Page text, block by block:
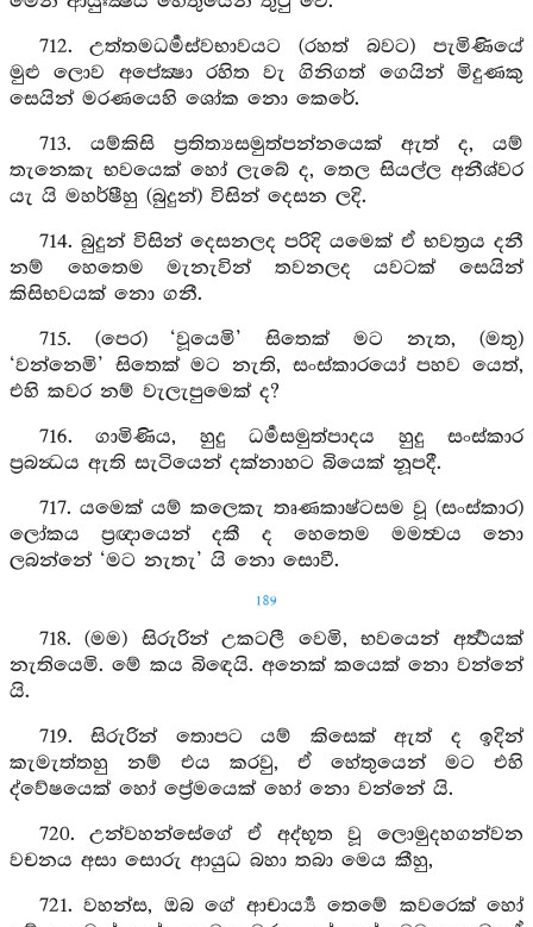
712. උත්තමධර්‍මස්වභාවයට (රහත් බවට) පැමිණියේ
මුළු ලොව අපේක්‍ෂා රහිත වැ ගිනිගත් ගෙයින් මිදුණකු
සෙයින් මරණයෙහි ශෝක නො කෙරේ.
713. යම්කිසි ප්‍රතිත්‍යසමුත්පන්නයෙක් ඇත් ද, යම්
තැනෙකැ භවයෙක් හෝ ලැබේ ද, තෙල සියල්ල අනීශ්වර
යැ යි මහර්ෂීහු (බුදුන්) විසින් දෙසන ලදි.
714. බුදුන් විසින් දෙසනලද පරිදි යමෙක් ඒ භවත්‍රය දනී
නම් හෙතෙම මැනැවින් තවනලද යවටක් සෙයින්
කිසිභවයක් නො ගනී.
715. (පෙර) ‘වූයෙමි’ සිතෙක් මට නැත, (මතු)
‘වන්නෙමි’ සිතෙක් මට නැති, සංස්කාරයෝ පහව යෙත්,
එහි කවර නම් වැලැපුමෙක් ද?
716. ගාමිණිය, හුදු ධර්‍මසමුත්පාදය හුදු සංස්කාර
ප්‍රබන්‍ධය ඇති සැටියෙන් දක්නාහට බියෙක් නූපදී.
717. යමෙක් යම් කලෙකැ තෘණකාෂ්ටසම වූ (සංස්කාර)
ලෝකය ප්‍රඥායෙන් දකී ද හෙතෙම මමත්‍වය නො
ලබන්නේ ‘මට නැතැ’ යි නො සොවී.
189
718. (මම) සිරුරින් උකටලී වෙමි, භවයෙන් අර්‍ත්‍ථයක්
නැතියෙමි. මේ කය බිඳෙයි. අනෙක් කයෙක් නො වන්නේ
යි.
719. සිරුරින් තොපට යම් කිසෙක් ඇත් ද ඉදින්
කැමැත්තහු නම් එය කරවු, ඒ හේතුයෙන් මට එහි
ද්වේෂයෙක් හෝ ප්‍රේමයෙක් හෝ නො වන්නේ යි.
720. උන්වහන්සේගේ ඒ අද්භූත වූ ලොමුදහගන්වන
වචනය අසා සොරු ආයුධ බහා තබා මෙය කීහු,
721. වහන්ස, ඔබ ගේ ආචාර්‍ය්‍ය තෙමේ කවරෙක් හෝ